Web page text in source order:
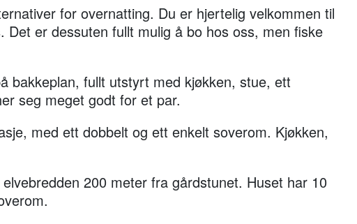
for overnatting. Du er hjertelig velkommen til
Det er dessuten fullt mulig å bo hos oss, men fiske
bakkeplan, fullt utstyrt med kjøkken, stue, ett
seg meget godt for et par.
med ett dobbelt og ett enkelt soverom. Kjøkken,
200 meter fra gårdstunet. Huset har 10